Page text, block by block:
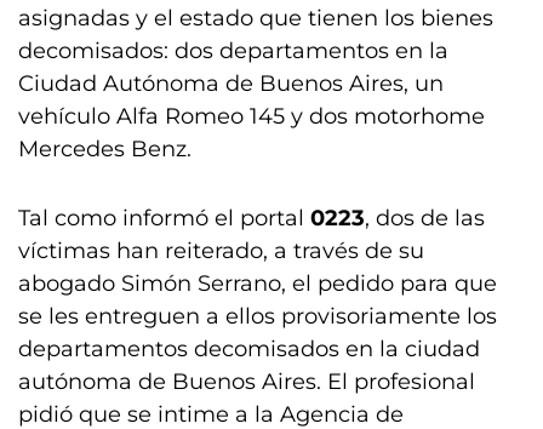
asignadas y el estado que tienen los bienes
decomisados: dos departamentos en la
Ciudad Autónoma de Buenos Aires, un
vehículo Alfa Romeo 145 y dos motorhome
Mercedes Benz.
Tal como informó el portal 0223, dos de las
víctimas han reiterado, a través de su
abogado Simón Serrano, el pedido para que
se les entreguen a ellos provisoriamente los
departamentos decomisados en la ciudad
autónoma de Buenos Aires. El profesional
pidió que se intime a la Agencia de